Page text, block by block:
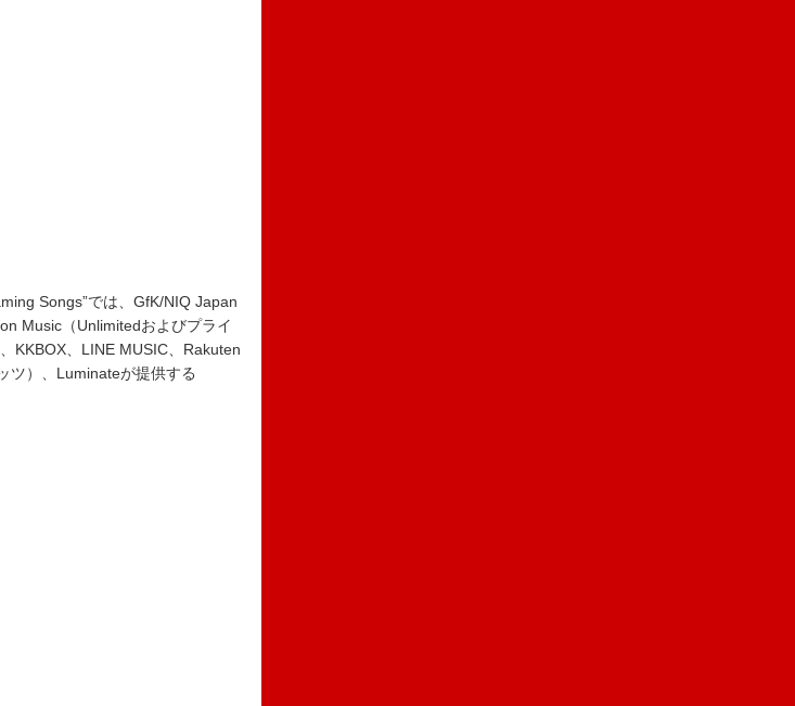
Songs”では、GfK/NIQ Japan
Music（Unlimitedおよびプライ
KKBOX、LINE MUSIC、Rakuten
ツ）、Luminateが提供する